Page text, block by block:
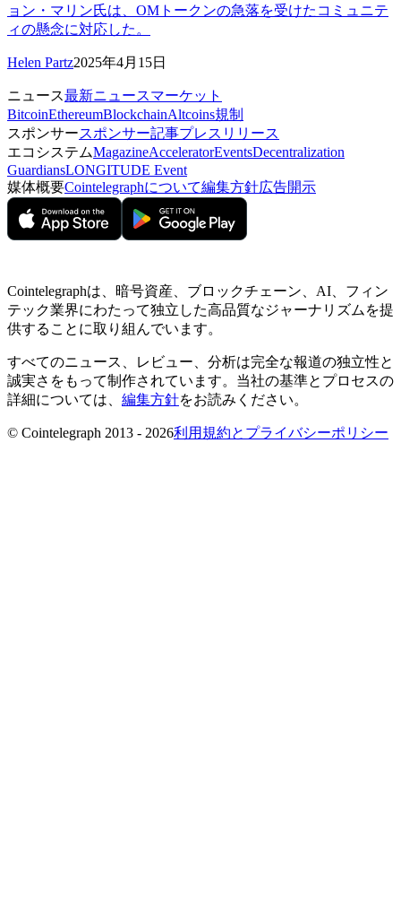
ョン・マリン氏は、OMトークンの急落を受けたコミュニテ
ィの懸念に対応した。
Helen Partz2025年4月15日
ニュース最新ニュースマーケット
BitcoinEthereumBlockchainAltcoins規制
スポンサースポンサー記事プレスリリース
エコシステムMagazineAcceleratorEventsDecentralization
GuardiansLONGITUDE Event
媒体概要Cointelegraphについて編集方針広告開示
Cointelegraphは、暗号資産、ブロックチェーン、AI、フィン
テック業界にわたって独立した高品質なジャーナリズムを提
供することに取り組んでいます。
すべてのニュース、レビュー、分析は完全な報道の独立性と
誠実さをもって制作されています。当社の基準とプロセスの
詳細については、 編集方針をお読みください。
© Cointelegraph 2013 - 2026利用規約とプライバシーポリシー